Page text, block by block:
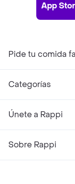
App
Pide tu comida
Categorías
Únete a Rappi
Sobre Rappi